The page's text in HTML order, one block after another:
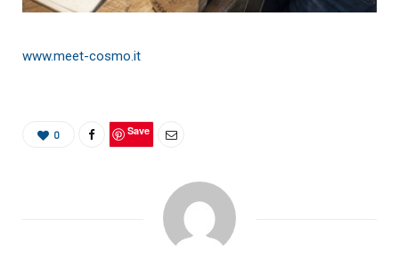
www.meet-cosmo.it
0 Save